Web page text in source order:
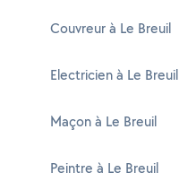
Couvreur à Le Breuil
Electricien à Le Breuil
Maçon à Le Breuil
Peintre à Le Breuil